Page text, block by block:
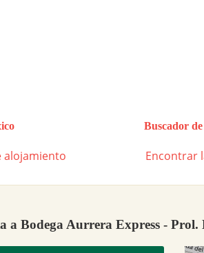
alojamiento
Buscador
Encontrar
a Bodega Aurrera Express - Prol.